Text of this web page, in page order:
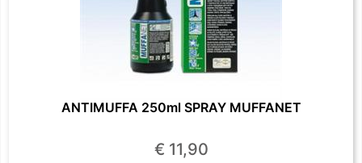
ANTIMUFFA 250ml SPRAY MUFFANET
€ 11,90